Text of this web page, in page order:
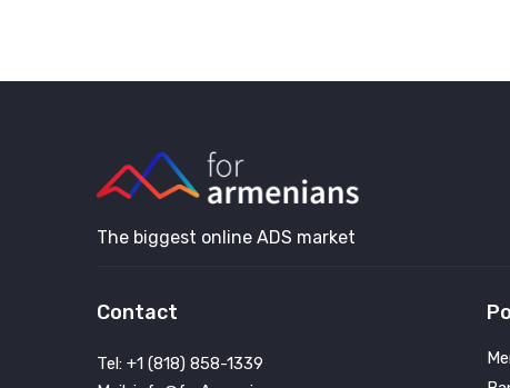
The biggest online ADS market
Contact
Tel: +1 (818) 858-1339